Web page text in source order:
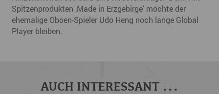
Spitzenprodukten ‚Made in Erzgebirge‘ möchte der
ehemalige Oboen-Spieler Udo Heng noch lange Global
Player bleiben.
AUCH INTERESSANT ...